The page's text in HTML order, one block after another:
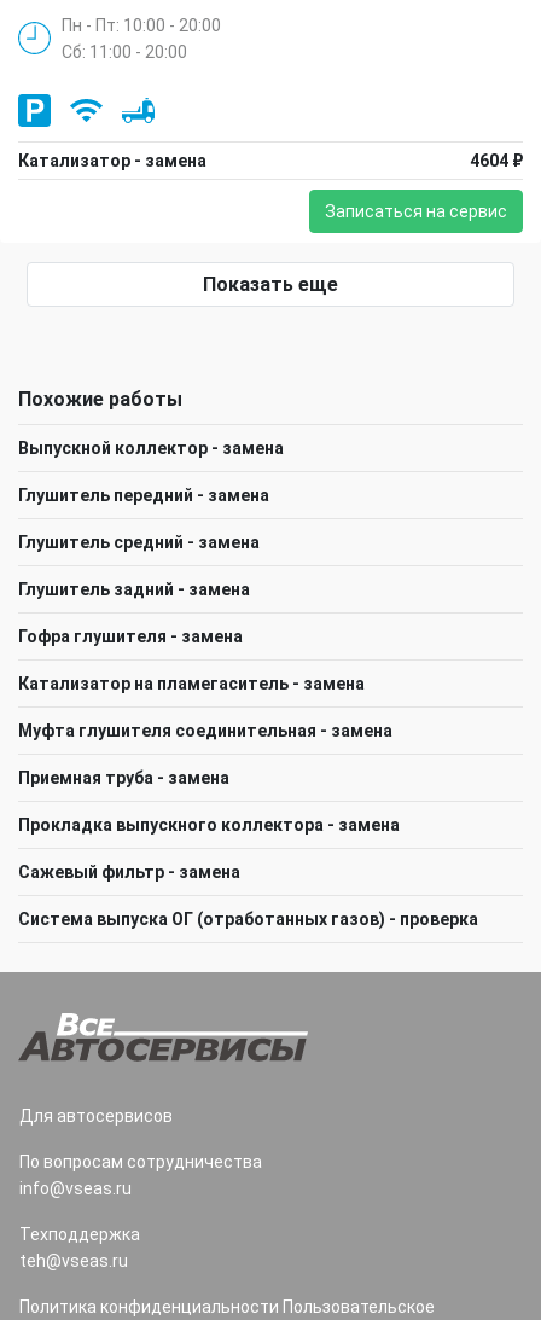
Пн - Пт: 10:00 - 20:00
Сб: 11:00 - 20:00
Катализатор - замена 4604 ₽
Записаться на сервис
Показать еще
Похожие работы
Выпускной коллектор - замена
Глушитель передний - замена
Глушитель средний - замена
Глушитель задний - замена
Гофра глушителя - замена
Катализатор на пламегаситель - замена
Муфта глушителя соединительная - замена
Приемная труба - замена
Прокладка выпускного коллектора - замена
Сажевый фильтр - замена
Система выпуска ОГ (отработанных газов) - проверка
Для автосервисов
По вопросам сотрудничества
info@vseas.ru
Техподдержка
teh@vseas.ru
Политика конфиденциальности Пользовательское